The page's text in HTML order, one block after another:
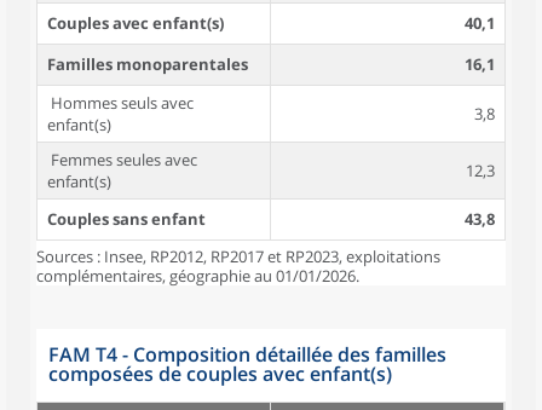
Couples avec enfant(s)
40,1
Familles monoparentales
16,1
Hommes seuls avec
enfant(s)
3,8
Femmes seules avec
enfant(s)
12,3
Couples sans enfant
43,8
Sources : Insee, RP2012, RP2017 et RP2023, exploitations
complémentaires, géographie au 01/01/2026.
FAM T4 - Composition détaillée des familles
composées de couples avec enfant(s)